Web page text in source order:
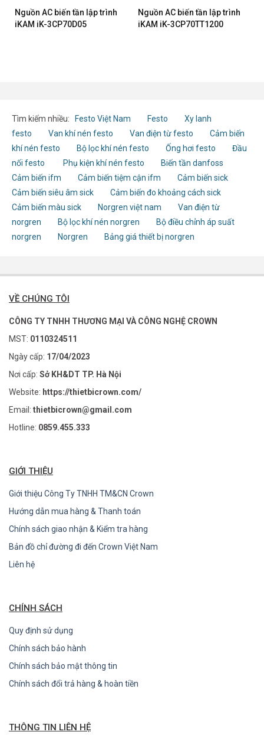
Nguồn AC biến tần lập trình
iKAM iK-3CP70D05
Nguồn AC biến tần lập trình
iKAM iK-3CP70TT1200
Tìm kiếm nhiều: Festo Việt Nam Festo
Xy lanh
festo
Van khí nén festo Van điện từ festo
Cảm biến
khí nén festo
Bộ lọc khí nén festo Ống hơi festo
Đầu
nối festo
Phụ kiện khí nén festo
Biến tần danfoss
Cảm biến ifm
Cảm biến tiệm cận ifm
Cảm biến sick
Cảm biến siêu âm sick
Cảm biến đo khoảng cách sick
Cảm biến màu sick
Norgren việt nam
Van điện từ
norgren
Bộ lọc khí nén norgren
Bộ điều chỉnh áp suất
norgren
Norgren Bảng giá thiết bị norgren
VỀ CHÚNG TÔI
CÔNG TY TNHH THƯƠNG MẠI VÀ CÔNG NGHỆ CROWN
MST: 0110324511
Ngày cấp: 17/04/2023
Nơi cấp: Sở KH&DT TP. Hà Nội
Website: https://thietbicrown.com/
Email: thietbicrown@gmail.com
Hotline: 0859.455.333
GIỚI THIỆU
Giới thiệu Công Ty TNHH TM&CN Crown
Hướng dẫn mua hàng & Thanh toán
Chính sách giao nhận & Kiểm tra hàng
Bản đồ chỉ đường đi đến Crown Việt Nam
Liên hệ
CHÍNH SÁCH
Quy định sử dụng
Chính sách bảo hành
Chính sách bảo mật thông tin
Chính sách đổi trả hàng & hoàn tiền
THÔNG TIN LIÊN HỆ